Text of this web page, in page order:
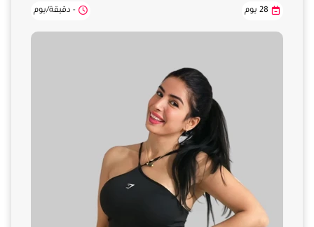
28 يوم - دقيقة/يوم